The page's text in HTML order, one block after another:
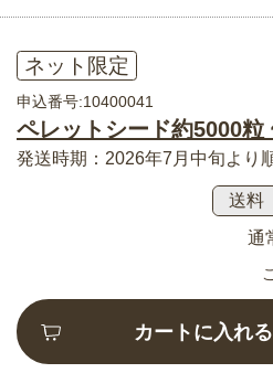
ネット限定
申込番号:10400041
ペレットシード約5000粒
発送時期：2026年7月中旬より
送料
通
カートに入れる